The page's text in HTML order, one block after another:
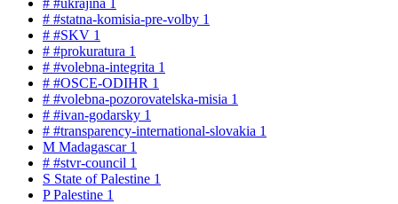
# #statna-komisia-pre-volby 1
# #SKV 1
# #prokuratura 1
# #volebna-integrita 1
# #OSCE-ODIHR 1
# #volebna-pozorovatelska-misia 1
# #ivan-godarsky 1
# #transparency-international-slovakia 1
M Madagascar 1
# #stvr-council 1
S State of Palestine 1
PPalestine 1